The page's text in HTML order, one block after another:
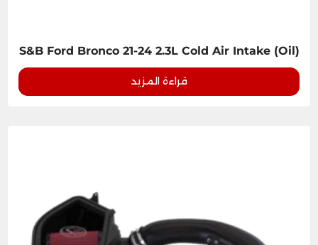
S&B Ford Bronco 21-24 2.3L Cold Air Intake (Oil)
قراءة المزيد